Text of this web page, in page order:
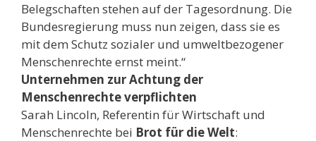
Belegschaften stehen auf der Tagesordnung. Die
Bundesregierung muss nun zeigen, dass sie es
mit dem Schutz sozialer und umweltbezogener
Menschenrechte ernst meint.“
Unternehmen zur Achtung der
Menschenrechte verpflichten
Sarah Lincoln, Referentin für Wirtschaft und
Menschenrechte bei Brot für die Welt: